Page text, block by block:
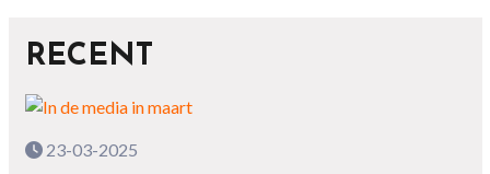
RECENT
23-03-2025